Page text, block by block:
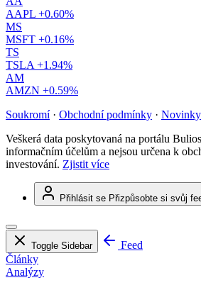
AAPL +0.60%
MS
MSFT +0.16%
TS
TSLA +1.94%
AM
AMZN +0.59%
Soukromí · Obchodní podmínky · Novinky
Veškerá data poskytovaná na portálu
informačním účelům a nejsou určena k
investování. Zjistit více
Přihlásit se Přizpůsobte si svůj
Toggle Sidebar
Feed
Články
Analýzy